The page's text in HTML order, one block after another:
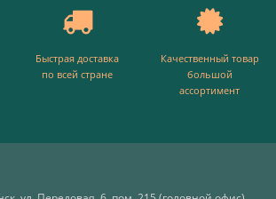
Быстрая доставка
по всей стране
Качественный товар
большой
ассортимент